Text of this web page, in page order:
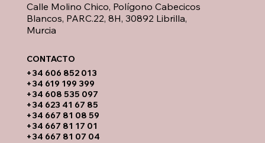
​+34 606 852 013
+34 619 199 399
​+34 608 535 097
+34 623 41 67 85
+34 667 81 08 59
+34 667 81 17 01
+34 667 81 07 04
Calle Molino Chico, Polígono Cabecicos
Blancos, PARC.22, 8H, 30892 Librilla,
Murcia
CONTACTO​